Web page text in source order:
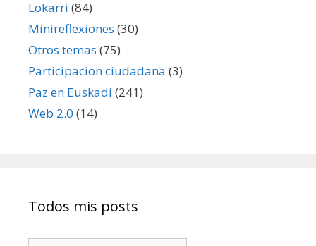
Lokarri (84)
Minireflexiones (30)
Otros temas (75)
Participacion ciudadana (3)
Paz en Euskadi (241)
Web 2.0 (14)
Todos mis posts